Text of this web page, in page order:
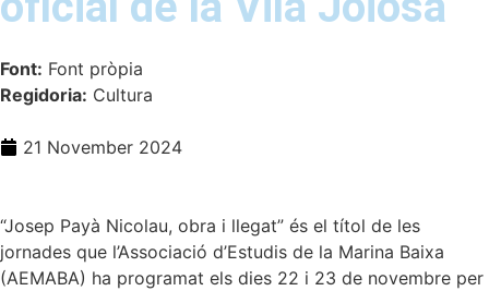
Font: Font pròpia
Regidoria: Cultura
21 November 2024
“Josep Payà Nicolau, obra i llegat” és el títol de les
jornades que l’Associació d’Estudis de la Marina Baixa
(AEMABA) ha programat els dies 22 i 23 de novembre per